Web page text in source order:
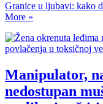
Granice u ljubavi: kako
More »
Manipulator,
nedostupan